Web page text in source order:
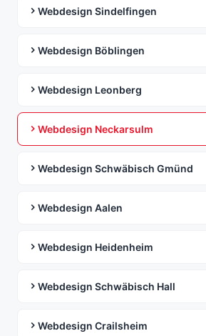
Webdesign Sindelfingen
Webdesign Böblingen
Webdesign Leonberg
Webdesign Neckarsulm
Webdesign Schwäbisch Gmünd
Webdesign Aalen
Webdesign Heidenheim
Webdesign Schwäbisch Hall
Webdesign Crailsheim